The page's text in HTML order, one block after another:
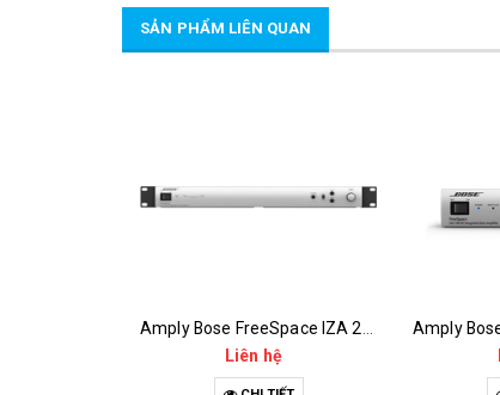
SẢN PHẨM LIÊN QUAN
Liên hệ